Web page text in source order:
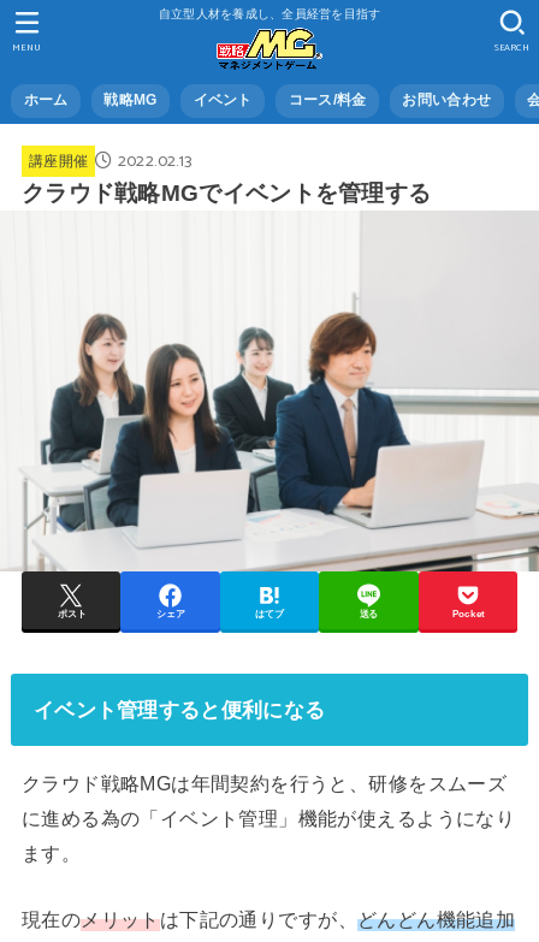
自立型人材を養成し、全員経営を目指す
ホーム 戦略MG イベント コース/料金 お問い合わせ
SEARCH
MENU
講座開催 2022.02.13
クラウド戦略MGでイベントを管理する
ポスト シェア はてブ 送る Pocket
イベント管理すると便利になる
クラウド戦略MGは年間契約を行うと、研修をスムーズ
に進める為の「イベント管理」機能が使えるようになり
ます。
現在のメリットは下記の通りですが、 どんどん機能追加